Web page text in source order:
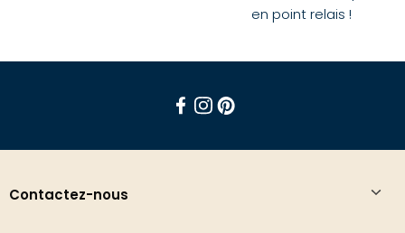
en point relais !
Contactez-nous